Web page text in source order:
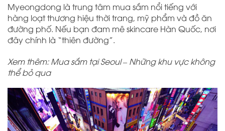
Myeongdong là trung tâm mua sắm nổi tiếng với
hàng loạt thương hiệu thời trang, mỹ phẩm và đồ ăn
đường phố. Nếu bạn đam mê skincare Hàn Quốc, nơi
đây chính là “thiên đường”.
Xem thêm: Mua sắm tại Seoul – Những khu vực không
thể bỏ qua